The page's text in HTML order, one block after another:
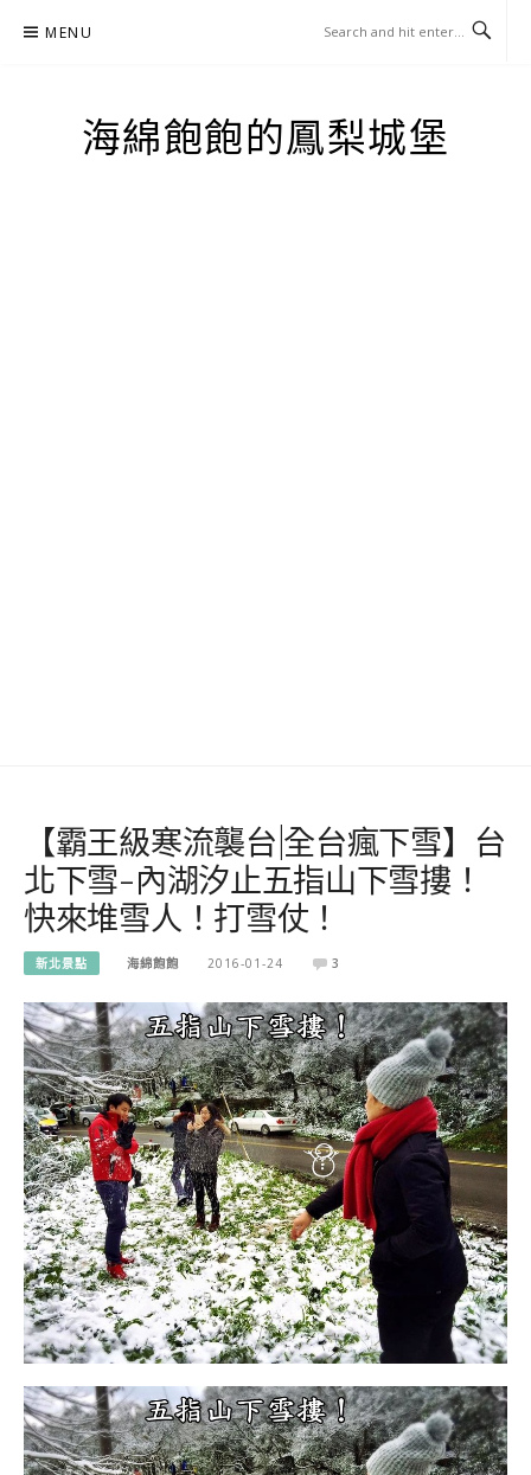
MENU
海綿飽飽的鳳梨城堡
【霸王級寒流襲台|全台瘋下雪】台
北下雪-內湖汐止五指山下雪摟！
快來堆雪人！打雪仗！
新北景點 海綿飽飽 2016-01-24 3